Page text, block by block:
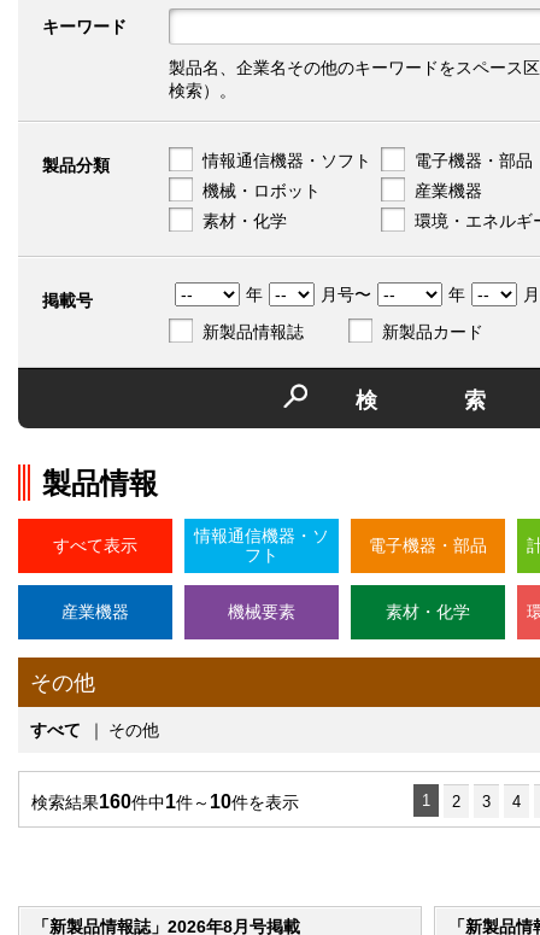
キーワード
製品名、企業名その他のキーワードをスペース
検索）。
製品分類 情報通信機器・ソフト
電子機器・部品
機械・ロボット
産業機器
素材・化学
環境・エネルギ
掲載号 年 月号〜 年
新製品情報誌
新製品カード
検
製品情報
すべて表示
情報通信機器・ソ
フト
電子機器・部品
産業機器 機械要素 素材・化学
その他
すべて ｜ その他
検索結果160件中1件～ 10件を表示 1 2 3 4
「新製品情報誌」2026年8月号掲載
「新製品